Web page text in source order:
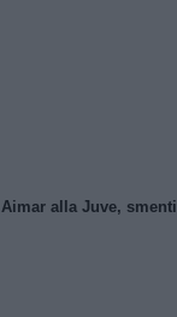
Aimar alla Juve,